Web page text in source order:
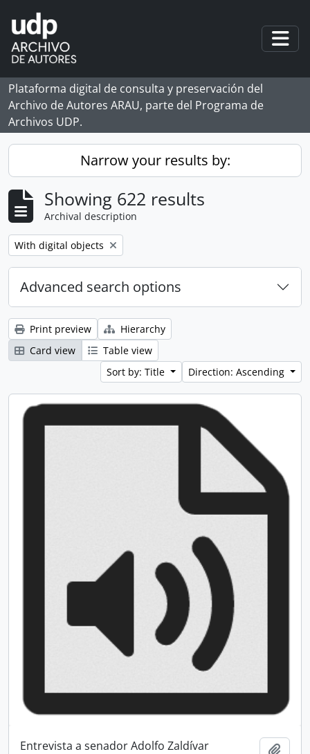
Skip to main content
Plataforma digital de consulta y preservación del
Archivo de Autores ARAU, parte del Programa de
Archivos UDP.
Narrow your results by:
Showing 622 results
Archival description
Remove filter:
With digital objects
Advanced search options
Print preview
Hierarchy
Card view
Table view
Sort by: Title
Direction: Ascending
Entrevista a senador Adolfo Zaldívar